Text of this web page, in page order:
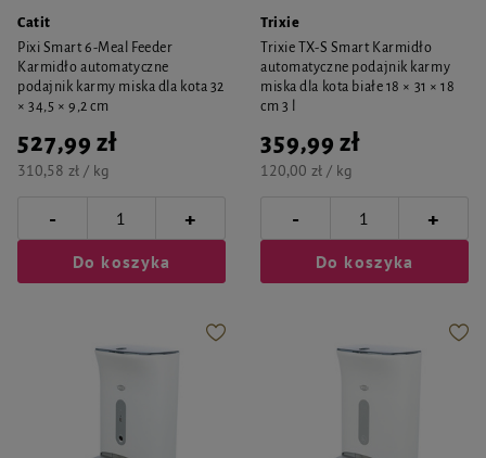
Catit
Pixi Smart 6-Meal Feeder
Karmidło automatyczne
podajnik karmy miska dla kota 32
× 34,5 × 9,2 cm
527,99 zł
310,58 zł / kg
- +
Do koszyka
Trixie
Trixie TX-S Smart Karmidło
automatyczne podajnik karmy
miska dla kota białe 18 × 31 × 18
cm 3 l
359,99 zł
120,00 zł / kg
- +
Do koszyka